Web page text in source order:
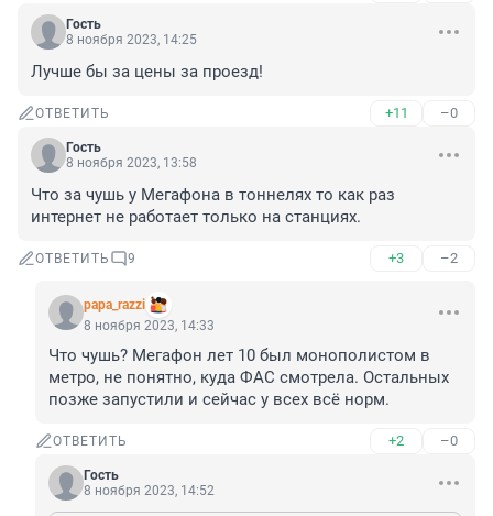
Гость
8 ноября 2023, 14:25
Лучше бы за цены за проезд!
ОТВЕТИТЬ +11 –0
Гость
8 ноября 2023, 13:58
Что за чушь у Мегафона в тоннелях то как раз
интернет не работает только на станциях.
ОТВЕТИТЬ 9 +3 –2
papa_razzi
8 ноября 2023, 14:33
Что чушь? Мегафон лет 10 был монополистом в
метро, не понятно, куда ФАС смотрела. Остальных
позже запустили и сейчас у всех всë норм.
ОТВЕТИТЬ +2 –0
Гость
8 ноября 2023, 14:52